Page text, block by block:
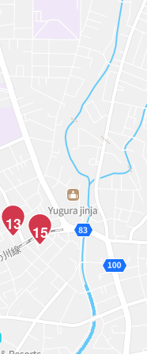
15
13